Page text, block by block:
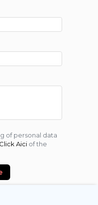
of personal data
Click Aici of the